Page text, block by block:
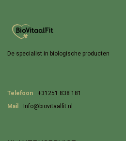
De specialist in biologische producten
Telefoon
+31251 838 181
Mail
Info@biovitaalfit.nl